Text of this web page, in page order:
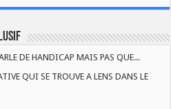
DE HANDICAP MAIS PAS QUE...
QUI SE TROUVE A LENS DANS LE